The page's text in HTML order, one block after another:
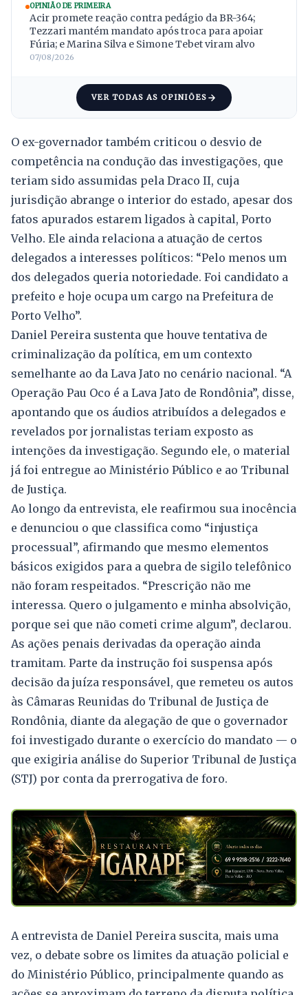
OPINIÃO DE PRIMEIRA
Acir promete reação contra pedágio da BR-364;
Tezzari mantém mandato após troca para apoiar
Fúria; e Marina Silva e Simone Tebet viram alvo
07/08/2026
VER TODAS AS OPINIÕES
O ex-governador também criticou o desvio de
competência na condução das investigações, que
teriam sido assumidas pela Draco II, cuja
jurisdição abrange o interior do estado, apesar dos
fatos apurados estarem ligados à capital, Porto
Velho. Ele ainda relaciona a atuação de certos
delegados a interesses políticos: “Pelo menos um
dos delegados queria notoriedade. Foi candidato a
prefeito e hoje ocupa um cargo na Prefeitura de
Porto Velho”.
Daniel Pereira sustenta que houve tentativa de
criminalização da política, em um contexto
semelhante ao da Lava Jato no cenário nacional. “A
Operação Pau Oco é a Lava Jato de Rondônia”, disse,
apontando que os áudios atribuídos a delegados e
revelados por jornalistas teriam exposto as
intenções da investigação. Segundo ele, o material
já foi entregue ao Ministério Público e ao Tribunal
de Justiça.
Ao longo da entrevista, ele reafirmou sua inocência
e denunciou o que classifica como “injustiça
processual”, afirmando que mesmo elementos
básicos exigidos para a quebra de sigilo telefônico
não foram respeitados. “Prescrição não me
interessa. Quero o julgamento e minha absolvição,
porque sei que não cometi crime algum”, declarou.
As ações penais derivadas da operação ainda
tramitam. Parte da instrução foi suspensa após
decisão da juíza responsável, que remeteu os autos
às Câmaras Reunidas do Tribunal de Justiça de
Rondônia, diante da alegação de que o governador
foi investigado durante o exercício do mandato — o
que exigiria análise do Superior Tribunal de Justiça
(STJ) por conta da prerrogativa de foro.
A entrevista de Daniel Pereira suscita, mais uma
vez, o debate sobre os limites da atuação policial e
do Ministério Público, principalmente quando as